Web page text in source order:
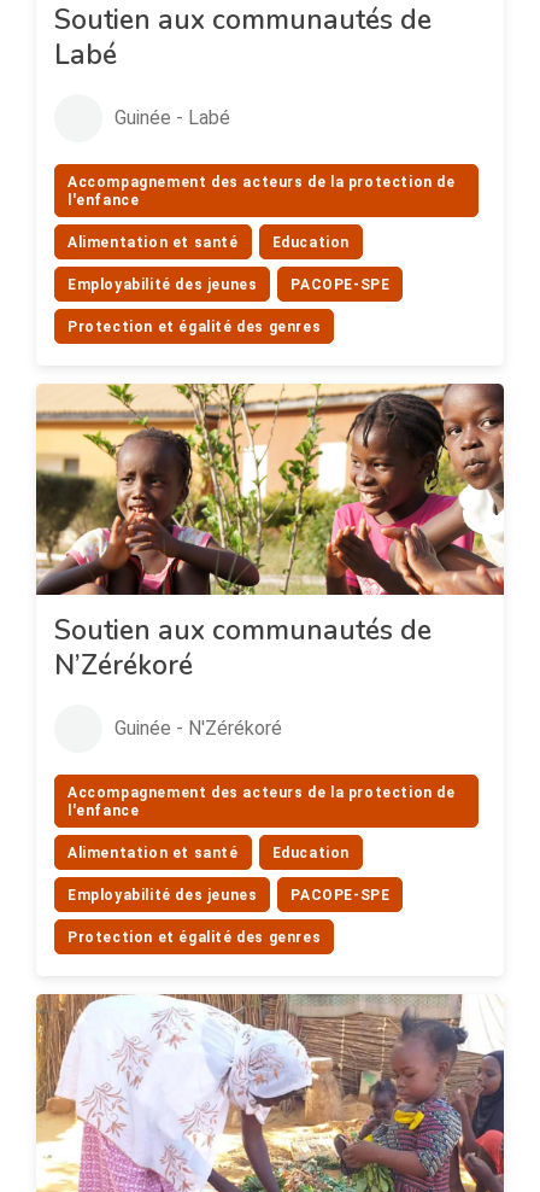
Soutien aux communautés de
Labé
Guinée - Labé
Accompagnement des acteurs de la protection de
l'enfance
Alimentation et santé Education
Employabilité des jeunes PACOPE-SPE
Protection et égalité des genres
Soutien aux communautés de
N’Zérékoré
Guinée - N'Zérékoré
Accompagnement des acteurs de la protection de
l'enfance
Alimentation et santé Education
Employabilité des jeunes PACOPE-SPE
Protection et égalité des genres